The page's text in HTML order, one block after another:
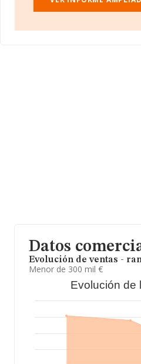
facturación de 369 mil euros
cuyas ventas han obtenido los
Datos
Evolución de ventas -
Menor de 300 mil €
Evolución de